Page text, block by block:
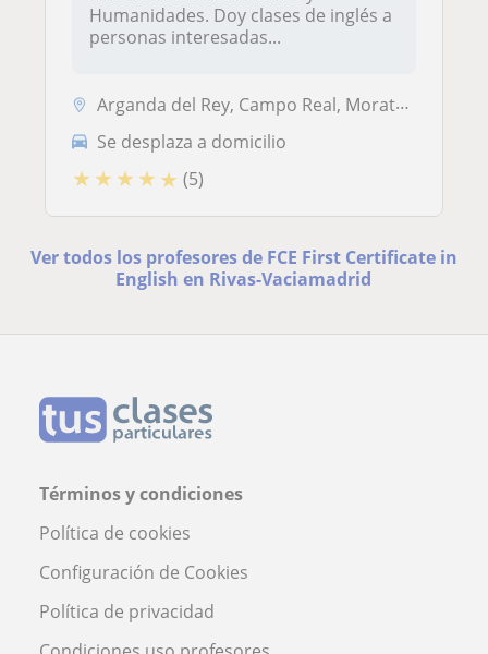
Humanidades. Doy clases de inglés a
personas interesadas...
Arganda del Rey, Campo Real, Morata de Tajuña, Velilla de San Antonio,...
Se desplaza a domicilio
★ ★ ★ ★ ★ (5)
Ver todos los profesores de FCE First Certificate in
English en Rivas-Vaciamadrid
Términos y condiciones
Política de cookies
Configuración de Cookies
Política de privacidad